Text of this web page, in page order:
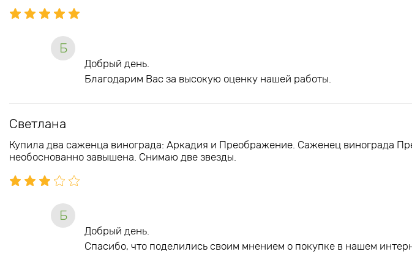
Б
Добрый день.
Благодарим Вас за высокую оценку нашей работы.
Светлана
Купила два саженца винограда: Аркадия и Преображение. Саженец винограда
необоснованно завышена. Снимаю две звезды.
Б
Добрый день.
Спасибо, что поделились своим мнением о покупке в нашем